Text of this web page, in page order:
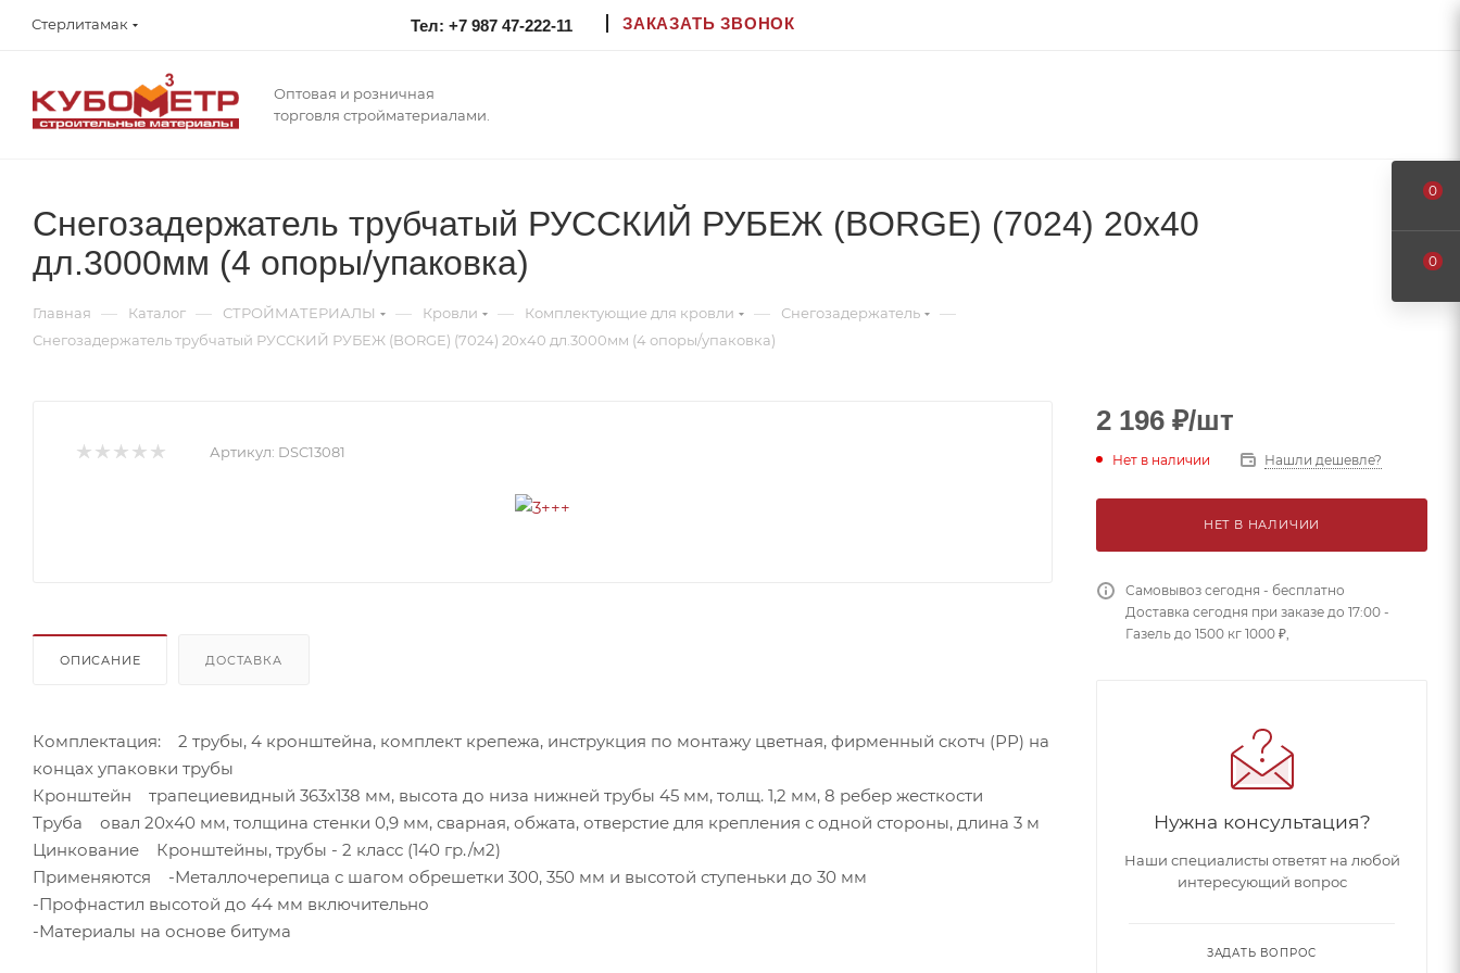
Стерлитамак Тел: +7 987 47-222-11 ЗАКАЗАТЬ ЗВОНОК
Оптовая и розничная
торговля стройматериалами.
Снегозадержатель трубчатый РУССКИЙ РУБЕЖ (BORGE) (7024) 20х40
дл.3000мм (4 опоры/упаковка)
Главная — Каталог — СТРОЙМАТЕРИАЛЫ — Кровли — Комплектующие для кровли — Снегозадержатель —
Снегозадержатель трубчатый РУССКИЙ РУБЕЖ (BORGE) (7024) 20х40 дл.3000мм (4 опоры/упаковка)
Артикул: DSC13081
ОПИСАНИЕ ДОСТАВКА
Комплектация: 2 трубы, 4 кронштейна, комплект крепежа, инструкция по монтажу цветная, фирменный скотч (РР) на
концах упаковки трубы
Кронштейн трапециевидный 363х138 мм, высота до низа нижней трубы 45 мм, толщ. 1,2 мм, 8 ребер жесткости
Труба овал 20х40 мм, толщина стенки 0,9 мм, сварная, обжата, отверстие для крепления с одной стороны, длина 3 м
Цинкование Кронштейны, трубы - 2 класс (140 гр./м2)
Применяются -Металлочерепица с шагом обрешетки 300, 350 мм и высотой ступеньки до 30 мм
-Профнастил высотой до 44 мм включительно
-Материалы на основе битума
2 196 ₽/шт
Нет в наличии Нашли дешевле?
НЕТ В НАЛИЧИИ
Самовывоз сегодня - бесплатно
Доставка сегодня при заказе до 17:00 -
Газель до 1500 кг 1000 ₽,
Нужна консультация?
Наши специалисты ответят на любой
интересующий вопрос
ЗАДАТЬ ВОПРОС
0
0